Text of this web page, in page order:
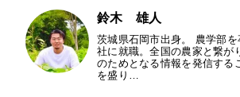
鈴木 雄人
茨城県石岡市出身。 農学部
社に就職。全国の農家と繋が
のためとなる情報を発信する
を盛り…